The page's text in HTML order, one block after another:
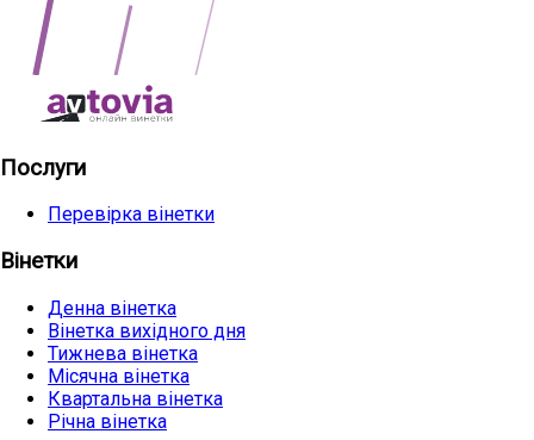
Послуги
Перевірка вінетки
Вінетки
Денна вінетка
Вінетка вихідного дня
Тижнева вінетка
Місячна вінетка
Квартальна вінетка
Річна вінетка